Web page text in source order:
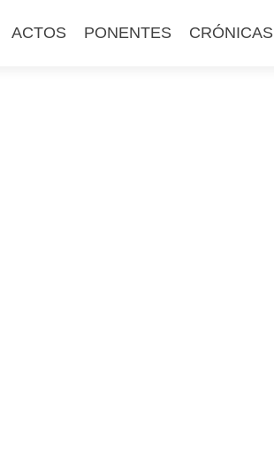
ACTOS PONENTES CRÓNICAS